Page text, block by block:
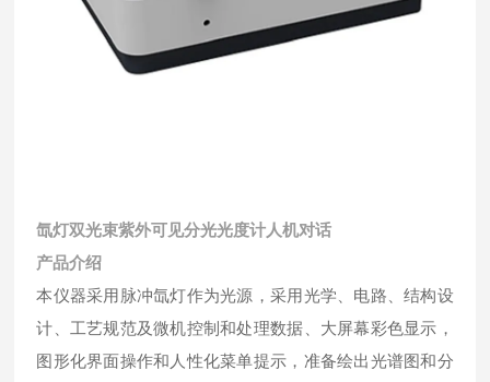
氙灯双光束紫外可见分光光度计人机对话
产品介绍
本仪器采用脉冲氙灯作为光源，采用光学、电路、结构设
计、工艺规范及微机控制和处理数据、大屏幕彩色显示，
图形化界面操作和人性化菜单提示，准备绘出光谱图和分